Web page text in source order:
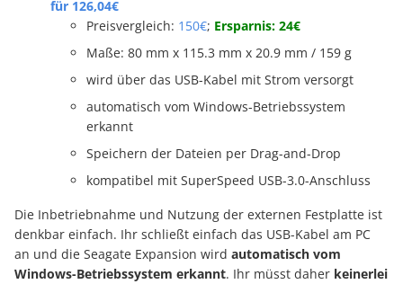
für 126,04€
Preisvergleich: 150€; Ersparnis: 24€
Maße: 80 mm x 115.3 mm x 20.9 mm / 159 g
wird über das USB-Kabel mit Strom versorgt
automatisch vom Windows-Betriebssystem
erkannt
Speichern der Dateien per Drag-and-Drop
kompatibel mit SuperSpeed USB-3.0-Anschluss
Die Inbetriebnahme und Nutzung der externen Festplatte ist
denkbar einfach. Ihr schließt einfach das USB-Kabel am PC
an und die Seagate Expansion wird automatisch vom
Windows-Betriebssystem erkannt. Ihr müsst daher keinerlei